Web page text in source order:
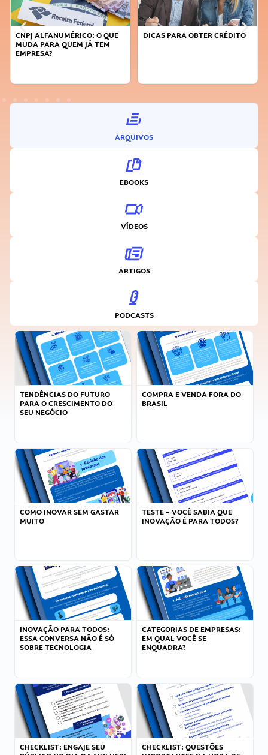
DICAS PARA OBTER CRÉDITO
FAÇA A DIFERENÇA: SEJA
ARQUIVOS
EBOOKS
VÍDEOS
ARTIGOS
PODCASTS
TENDÊNCIAS DO FUTURO
PARA O CRESCIMENTO DO
SEU NEGÓCIO
COMPRA E VENDA FORA DO
BRASIL
COMO INOVAR SEM GASTAR
MUITO
TESTE – VOCÊ SABIA QUE
INOVAÇÃO É PARA TODOS?
INOVAÇÃO PARA TODOS:
ESSA CONVERSA NÃO É SÓ
SOBRE TECNOLOGIA
CATEGORIAS DE EMPRESAS:
EM QUAL VOCÊ SE
ENQUADRA?
CHECKLIST: ENGAJE SEU
CHECKLIST: QUESTÕES